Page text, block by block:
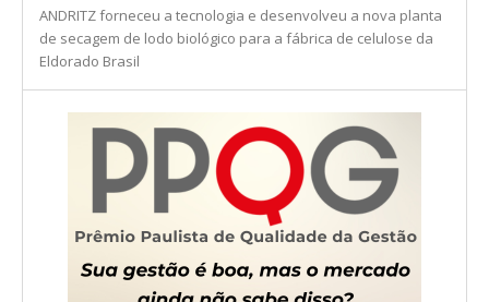
ANDRITZ forneceu a tecnologia e desenvolveu a nova planta
de secagem de lodo biológico para a fábrica de celulose da
Eldorado Brasil